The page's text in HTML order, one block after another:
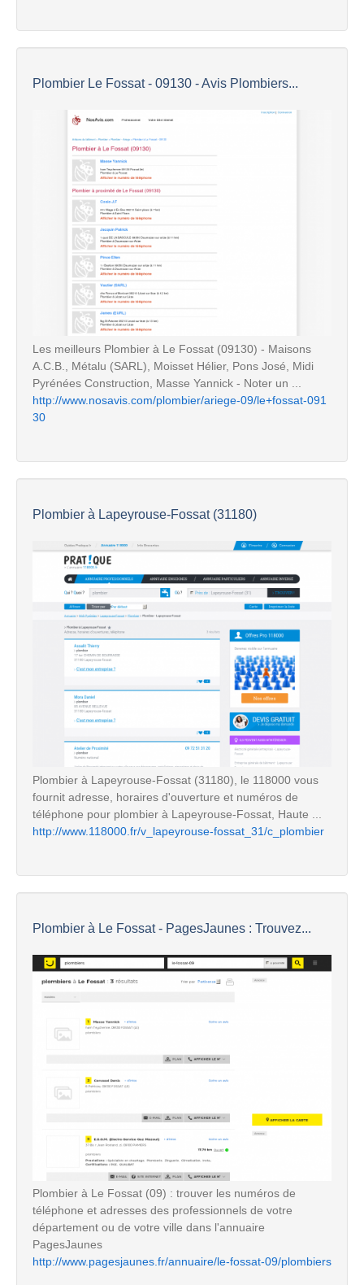
Plombier Le Fossat - 09130 - Avis Plombiers...
Les meilleurs Plombier à Le Fossat (09130) - Maisons
A.C.B., Métalu (SARL), Moisset Hélier, Pons José, Midi
Pyrénées Construction, Masse Yannick - Noter un ...
http://www.nosavis.com/plombier/ariege-09/le+fossat-091
30
Plombier à Lapeyrouse-Fossat (31180)
Plombier à Lapeyrouse-Fossat (31180), le 118000 vous
fournit adresse, horaires d'ouverture et numéros de
téléphone pour plombier à Lapeyrouse-Fossat, Haute ...
http://www.118000.fr/v_lapeyrouse-fossat_31/c_plombier
Plombier à Le Fossat - PagesJaunes : Trouvez...
Plombier à Le Fossat (09) : trouver les numéros de
téléphone et adresses des professionnels de votre
département ou de votre ville dans l'annuaire
PagesJaunes
http://www.pagesjaunes.fr/annuaire/le-fossat-09/plombiers